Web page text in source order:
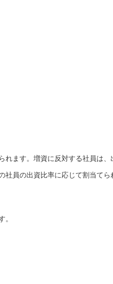
れます。増資に反対する社員は、
社員の出資比率に応じて割当てら
。